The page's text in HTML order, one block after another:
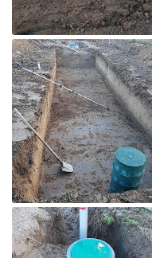

Agrandir la photo